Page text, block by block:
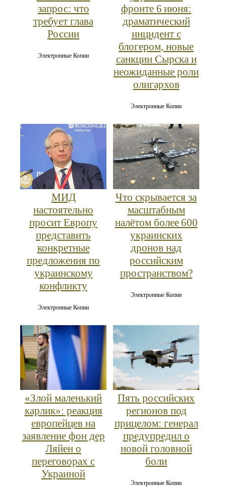
запрос: что
требует глава
России
Электронные Копии
фронте 6 июня:
драматический
инцидент с
блогером, новые
санкции Сырска и
неожиданные роли
олигархов
Электронные Копии
МИД
настоятельно
просит Европу
представить
конкретные
предложения по
украинскому
конфликту
Электронные Копии
Что скрывается за
масштабным
налётом более 600
украинских
дронов над
российским
пространством?
Электронные Копии
«Злой маленький
карлик»: реакция
европейцев на
заявление фон дер
Ляйен о
переговорах с
Украиной
Пять российских
регионов под
прицелом: генерал
предупредил о
новой головной
боли
Электронные Копии